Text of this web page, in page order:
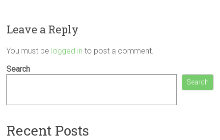
Leave a Reply
You must be logged in to post a comment.
Search
Search
Recent Posts